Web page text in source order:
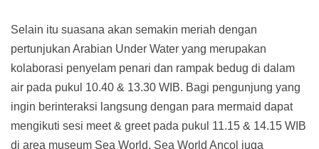
Selain itu suasana akan semakin meriah dengan
pertunjukan Arabian Under Water yang merupakan
kolaborasi penyelam penari dan rampak bedug di dalam
air pada pukul 10.40 & 13.30 WIB. Bagi pengunjung yang
ingin berinteraksi langsung dengan para mermaid dapat
mengikuti sesi meet & greet pada pukul 11.15 & 14.15 WIB
di area museum Sea World. Sea World Ancol juga